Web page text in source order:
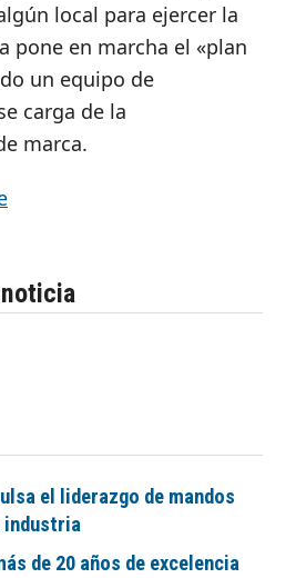
local para ejercer la
pone en marcha el «plan
un equipo de
carga de la
marca.
el liderazgo de mandos
industria
de 20 años de excelencia